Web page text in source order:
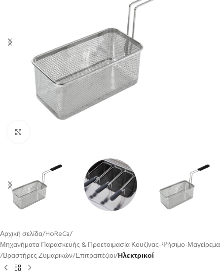
Αρχική σελίδα HoReCa
Μηχανήματα Παρασκευής & Προετοιμασία Κουζίνας-Ψήσιμο-Μαγείρεμα
Βραστήρες Ζυμαρικών Επιτραπέζιοι Ηλεκτρικοί